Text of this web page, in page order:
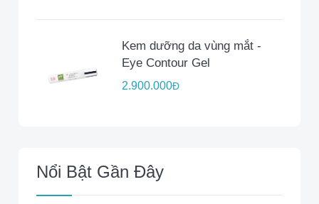
Kem dưỡng da vùng mắt -
Eye Contour Gel
2.900.000Đ
Nổi Bật Gần Đây